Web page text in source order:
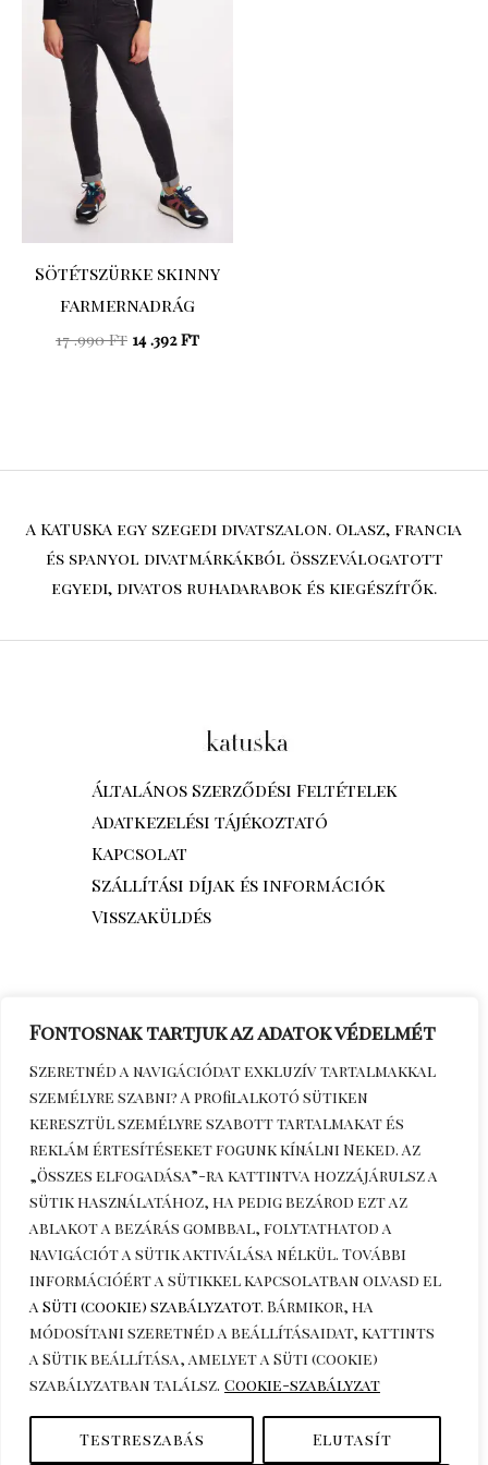
Fontosnak tartjuk az adatok védelmét
Szeretnéd a navigációdat exkluzív tartalmakkal
személyre szabni? A profilalkotó sütiken
keresztül személyre szabott tartalmakat és
reklám értesítéseket fogunk kínálni Neked. Az
„Összes elfogadása”-ra kattintva hozzájárulsz a
sütik használatához, ha pedig bezárod ezt az
ablakot a bezárás gombbal, folytathatod a
navigációt a sütik aktiválása nélkül. További
információért a sütikkel kapcsolatban olvasd el
a Süti (cookie) szabályzatot. Bármikor, ha
módosítani szeretnéd a beállításaidat, kattints
a Sütik beállítása, amelyet a Süti (cookie)
szabályzatban találsz. Cookie-szabályzat
Testreszabás Elutasít
Sötétszürke skinny
farmernadrág
17 .990Ft
was:
17
.990 Ft.
14 .392Ft
A KATUSKA egy szegedi divatszalon. Olasz, francia
és spanyol divatmárkákból összeválogatott
egyedi, divatos ruhadarabok és kiegészítők.
Általános Szerződési Feltételek
Adatkezelési tájékoztató
Kapcsolat
Szállítási díjak és információk
Visszaküldés
Érdeklődöm telefonon+36306270964
Copyright © 2026 katuska.hu.